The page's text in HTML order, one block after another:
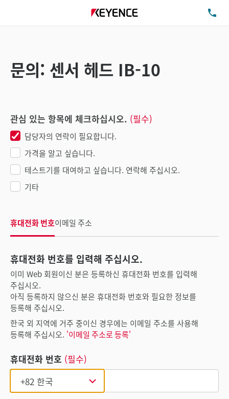
문의: 센서 헤드 IB-10
관심 있는 항목에 체크하십시오. (필수)
담당자의 연락이 필요합니다.
가격을 알고 싶습니다.
테스트기를 대여하고 싶습니다. 연락해 주십시오.
기타
휴대전화 번호이메일 주소
휴대전화 번호를 입력해 주십시오.
이미 Web 회원이신 분은 등록하신 휴대전화 번호를 입력해
주십시오.
아직 등록하지 않으신 분은 휴대전화 번호와 필요한 정보를
등록해 주십시오.
한국 외 지역에 거주 중이신 경우에는 이메일 주소를 사용해
등록해 주십시오. '이메일 주소로 등록'
휴대전화 번호 (필수)